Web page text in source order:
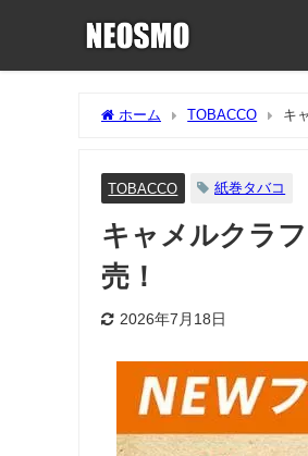
ホーム TOBACCO キ
TOBACCO 紙巻タバコ
キャメルクラ
売！
2026年7月18日